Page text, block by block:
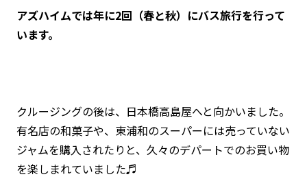
アズハイムでは年に2回（春と秋）にバス旅行を行って
います。
クルージングの後は、日本橋高島屋へと向かいました。
有名店の和菓子や、東浦和のスーパーには売っていない
ジャムを購入されたりと、久々のデパートでのお買い物
を楽しまれていました♬